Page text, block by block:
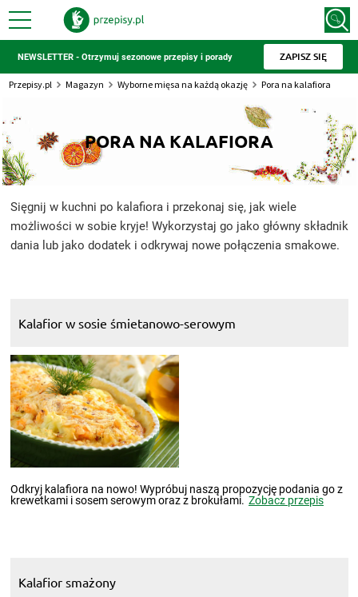
NEWSLETTER - Otrzymuj sezonowe przepisy i porady ZAPISZ SIĘ
Przepisy.pl Magazyn Wyborne mięsa na każdą okazję Pora na kalafiora
PORA NA KALAFIORA
Sięgnij w kuchni po kalafiora i przekonaj się, jak wiele
możliwości w sobie kryje! Wykorzystaj go jako główny składnik
dania lub jako dodatek i odkrywaj nowe połączenia smakowe.
Kalafior w sosie śmietanowo-serowym
Odkryj kalafiora na nowo! Wypróbuj naszą propozycję podania go z
krewetkami i sosem serowym oraz z brokułami. Zobacz przepis
Kalafior smażony